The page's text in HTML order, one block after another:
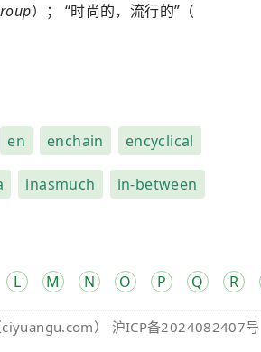
）； “时尚的，流行的”（
en enchain encyclical
inasmuch in-between
L M N O P Q R
ciyuangu.com） 沪ICP备2024082407号